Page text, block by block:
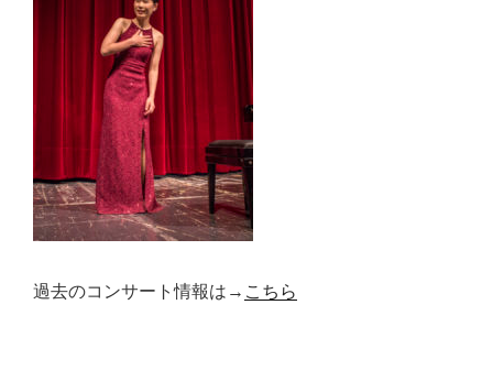
過去のコンサート情報は→ こちら